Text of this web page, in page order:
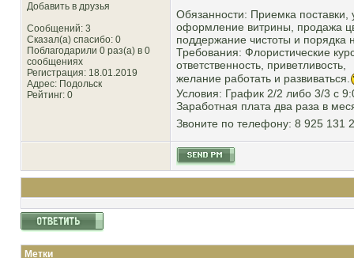
Добавить в друзья
Сообщений: 3
Сказал(а) спасибо: 0
Поблагодарили 0 раз(а) в 0
сообщениях
Регистрация: 18.01.2019
Адрес: Подольск
Рейтинг: 0
Обязанности: Приемка
оформление витрины, продажа
поддержание чистоты и порядка
Требования: Флористические
ответственность, приветливость,
желание работать и развиваться.
Условия: График 2/2 либо 3/3 с
Заработная плата два раза в
Звоните по телефону: 8 925 131
Метки